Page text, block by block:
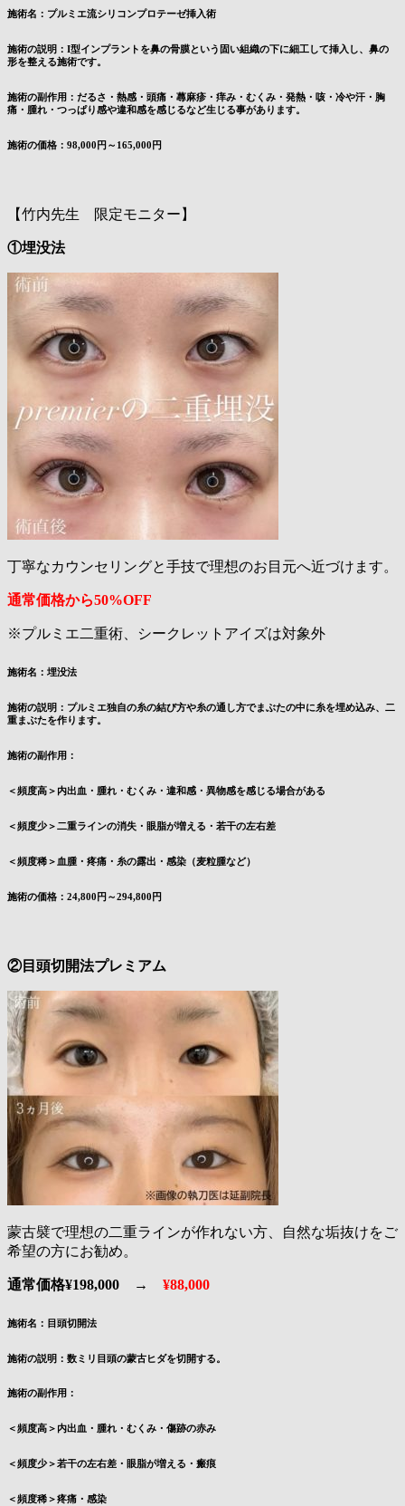
施術名：プルミエ流シリコンプロテーゼ挿入術
施術の説明：I型インプラントを鼻の骨膜という固い組織の下に細工して挿入し、鼻の
形を整える施術です。
施術の副作用：だるさ・熱感・頭痛・蕁麻疹・痒み・むくみ・発熱・咳・冷や汗・胸
痛・腫れ・つっぱり感や違和感を感じるなど生じる事があります。
施術の価格：98,000円～165,000円
【竹内先生 限定モニター】
①埋没法
丁寧なカウンセリングと手技で理想のお目元へ近づけます。
通常価格から50%OFF
※プルミエ二重術、シークレットアイズは対象外
施術名：埋没法
施術の説明：プルミエ独自の糸の結び方や糸の通し方でまぶたの中に糸を埋め込み、二
重まぶたを作ります。
施術の副作用：
＜頻度高＞内出血・腫れ・むくみ・違和感・異物感を感じる場合がある
＜頻度少＞二重ラインの消失・眼脂が増える・若干の左右差
＜頻度稀＞血腫・疼痛・糸の露出・感染（麦粒腫など）
施術の価格：24,800円～294,800円
②目頭切開法プレミアム
蒙古襞で理想の二重ラインが作れない方、自然な垢抜けをご
希望の方にお勧め。
通常価格¥198,000 → ¥88,000
施術名：目頭切開法
施術の説明：数ミリ目頭の蒙古ヒダを切開する。
施術の副作用：
＜頻度高＞内出血・腫れ・むくみ・傷跡の赤み
＜頻度少＞若干の左右差・眼脂が増える・瘢痕
＜頻度稀＞疼痛・感染